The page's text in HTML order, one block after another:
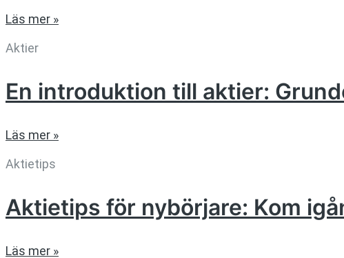
Läs mer »
Aktier
En introduktion till aktier:
Läs mer »
Aktietips
Aktietips för nybörjare: Kom
Läs mer »